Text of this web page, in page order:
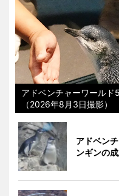
アドベンチャーワール
（2026年8月3日撮影）
アドベン
ンギンの